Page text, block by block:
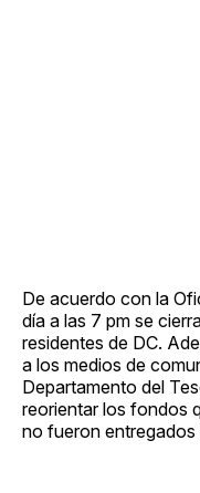
De acuerdo con la
día a las 7 pm se
residentes de DC.
a los medios de
Departamento del
reorientar los fondos
no fueron entregados